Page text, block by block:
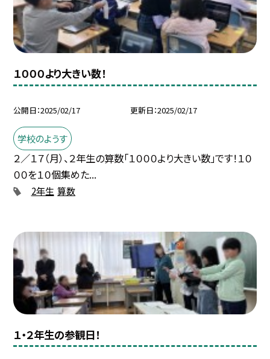
１０００より大きい数！
公開日 2025/02/17 更新日 2025/02/17
学校のようす
２／１７（月）、２年生の算数「１０００より大きい数」です！１０
００を１０個集めた...
2年生 算数
１・２年生の参観日！